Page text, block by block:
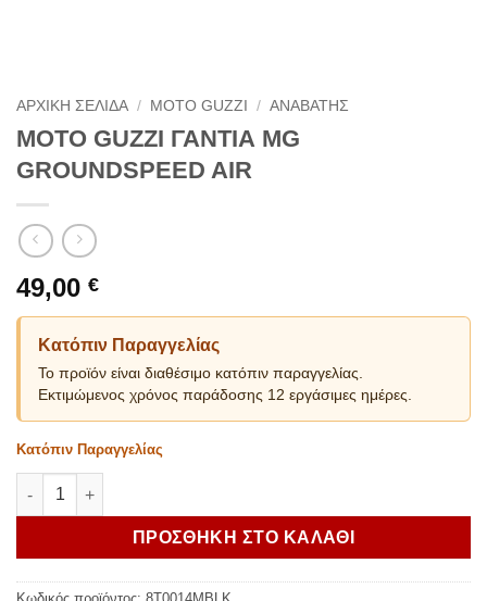
ΑΡΧΙΚΗ ΣΕΛΙΔΑ / MOTO GUZZI / ΑΝΑΒΑΤΗΣ
MOTO GUZZI ΓΑΝΤΙΑ MG
GROUNDSPEED AIR
49,00 €
Κατόπιν Παραγγελίας
Το προϊόν είναι διαθέσιμο κατόπιν παραγγελίας.
Εκτιμώμενος χρόνος παράδοσης 12 εργάσιμες ημέρες.
Κατόπιν Παραγγελίας
MOTO GUZZI ΓΑΝΤΙΑ MG GROUNDSPEED AIR ποσότητα
ΠΡΟΣΘΗΚΗ ΣΤΟ ΚΑΛΑΘΙ